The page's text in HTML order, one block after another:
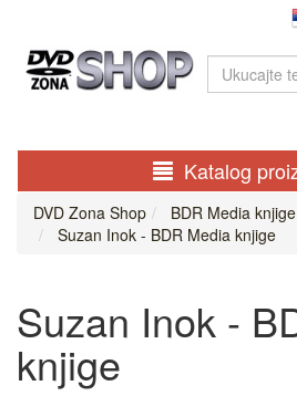
Katalog
DVD Zona Shop
BDR Media knjige
Suzan Inok - BDR Media knjige
Suzan Inok -
knjige